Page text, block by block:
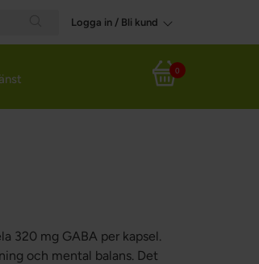
Search
Logga in / Bli kund
Varukorg
0
320 mg GABA per kapsel.
och mental balans. Det